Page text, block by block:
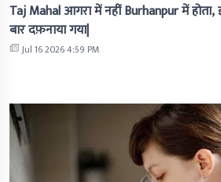
Taj Mahal आगरा में नहीं Burhanpur में
बार दफ़नाया गया|
Jul 16 2026 4:59 PM